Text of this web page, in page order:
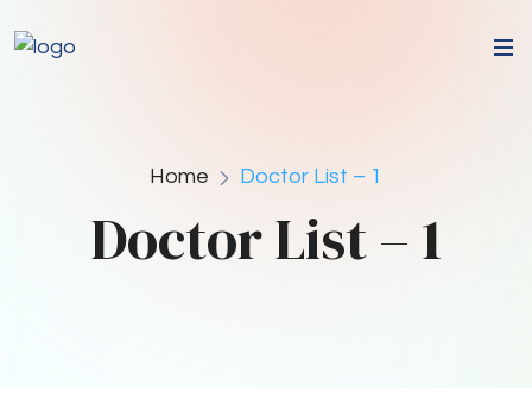
Home Doctor List – 1
Doctor List – 1